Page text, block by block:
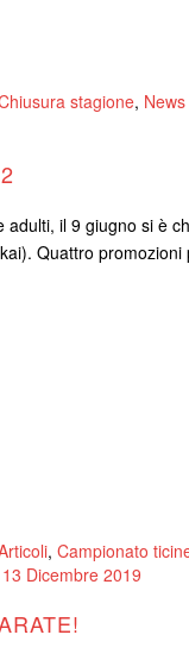
stagione, News
il 9 giugno si è
Quattro promozioni
, Campionato
13 Dicembre 2019